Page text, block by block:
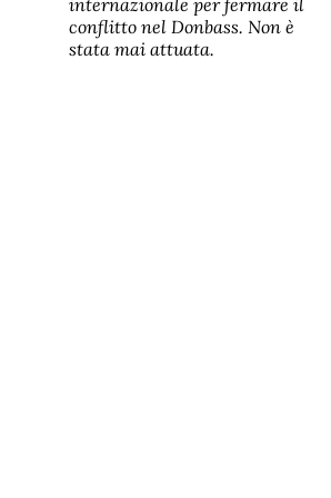
conflitto nel Donbass. Non è
stata mai attuata.